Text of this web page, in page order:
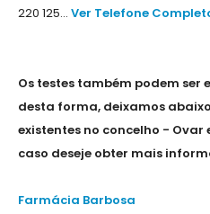
220 125... Ver Telefone
Os testes também podem
desta forma, deixamos
existentes no concelho -
caso deseje obter mais
Farmácia Barbosa